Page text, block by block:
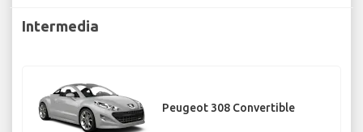
Intermedia
Peugeot 308 Convertible